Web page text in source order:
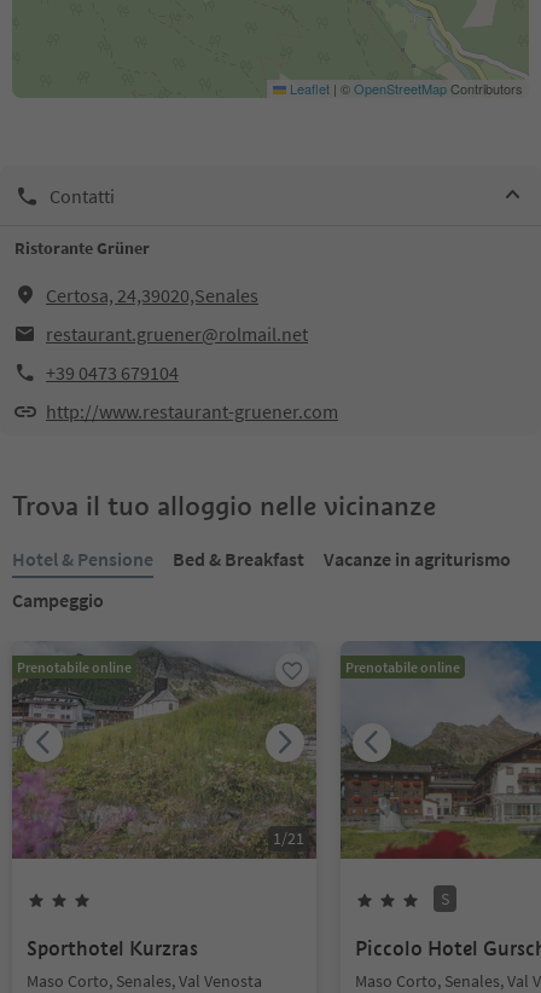
Leaflet | ©OpenStreetMapContributors
Contatti
Ristorante Grüner
Certosa, 24,39020,Senales
restaurant.gruener@rolmail.net
+39 0473 679104
http://www.restaurant-gruener.com
Trova il tuo alloggio nelle vicinanze
Hotel & Pensione Bed & Breakfast
Vacanze in agriturismo
Campeggio
Prenotabile online
1/21
Sporthotel Kurzras
Maso Corto, Senales, Val Venosta
Prenotabile online
S
Piccolo Hotel
Maso Corto, Senales, Val